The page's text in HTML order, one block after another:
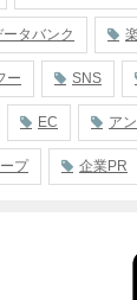
タバンク
ー SNS
EC ア
プ 企業PR